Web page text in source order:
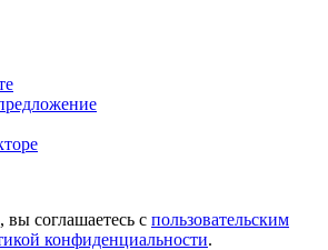
соглашаетесь с пользовательским
конфиденциальности.